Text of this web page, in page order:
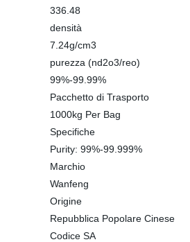
336.48
densità
7.24g/cm3
purezza (nd2o3/reo)
99%-99.99%
Pacchetto di Trasporto
1000kg Per Bag
Specifiche
Purity: 99%-99.999%
Marchio
Wanfeng
Origine
Repubblica Popolare Cinese
Codice SA